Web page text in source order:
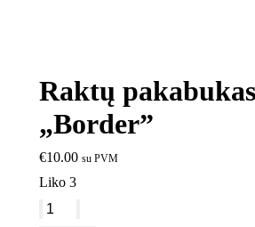
Raktų pakabukas
„Border”
€10.00 su PVM
Liko 3